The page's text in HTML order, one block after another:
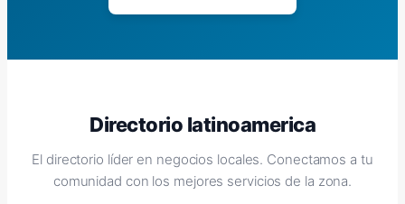
Directorio latinoamerica
El directorio líder en negocios locales. Conectamos a tu
comunidad con los mejores servicios de la zona.